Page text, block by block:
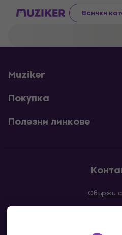
Всички
Muziker
Покупка
Полезни линкове
Свържи